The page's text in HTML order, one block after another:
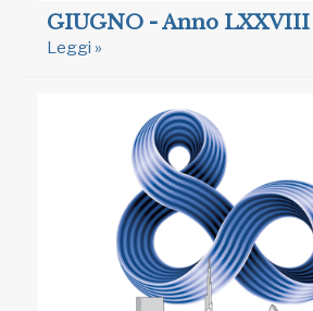
GIUGNO - Anno LXXVIII
Leggi »